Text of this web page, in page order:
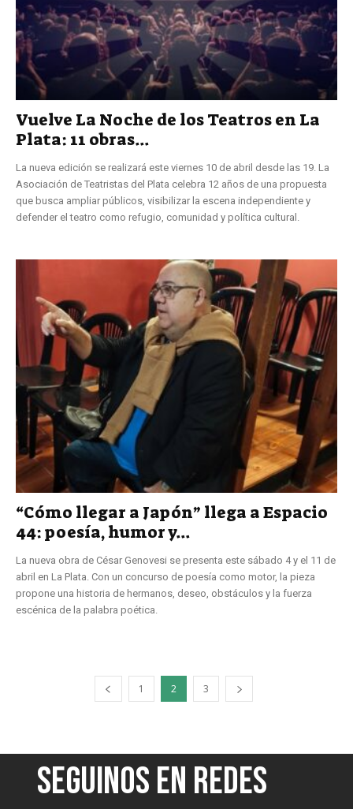
Vuelve La Noche de los Teatros en La
Plata: 11 obras...
La nueva edición se realizará este viernes 10 de abril desde las 19. La
Asociación de Teatristas del Plata celebra 12 años de una propuesta
que busca ampliar públicos, visibilizar la escena independiente y
defender el teatro como refugio, comunidad y política cultural.
“Cómo llegar a Japón” llega a Espacio
44: poesía, humor y...
La nueva obra de César Genovesi se presenta este sábado 4 y el 11 de
abril en La Plata. Con un concurso de poesía como motor, la pieza
propone una historia de hermanos, deseo, obstáculos y la fuerza
escénica de la palabra poética.
1 2 3
SEGUINOS EN REDES